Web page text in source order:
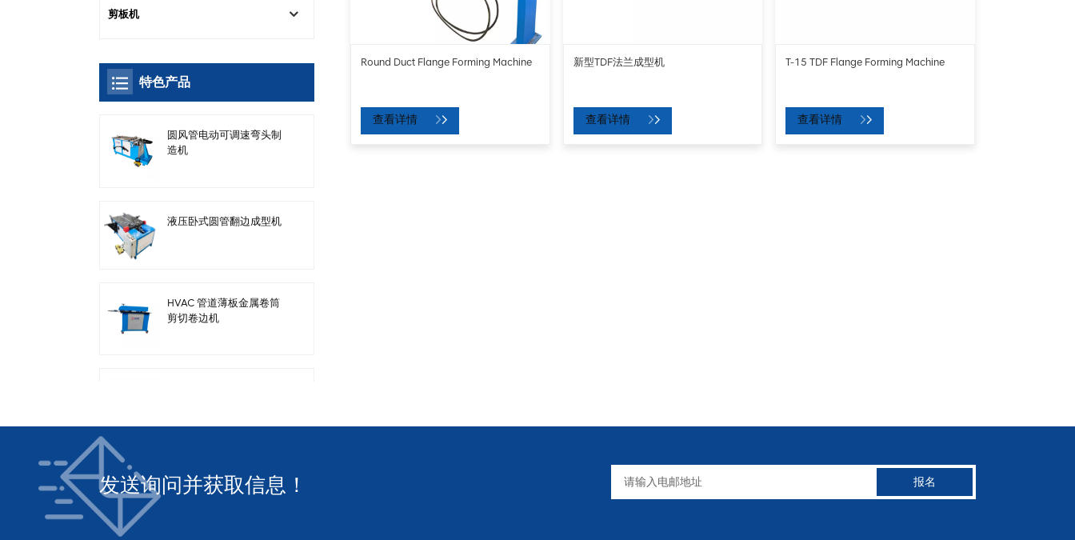
Round Duct Flange Forming Machine
查看详情
新型TDF法兰成型机
查看详情
T-15 TDF Flange Forming Machine
查看详情
剪板机
特色产品
圆风管电动可调速弯头制
造机
液压卧式圆管翻边成型机
HVAC 管道薄板金属卷筒
剪切卷边机
方形暖通风管自动风管生
产线3
发送询问并获取信息！